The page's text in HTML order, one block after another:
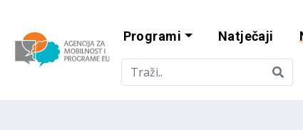
Agencija za
Programi Natječaji